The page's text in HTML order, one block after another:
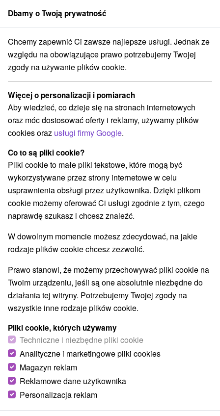
członek grupySorger
Atrakcje na Słowacji Zamki, pałace, ruiny Čergov
Zamki, pałace, ruiny Čergov
Kategorie
Wszystkie kategorie
Ośrodki i miasteczka dziecięce(1)
Źródła(3) Parki miejskie i zamkowe
Ośrodek narciarski (1)
Miejsca sakralne(1) Zamki(1) Teatry (1)
Skanseny (1) Zamki, pałace, ruiny(2)
Wieże obserwacyjne i chodniki (2)
Areny laserowe i paintball (1) Jaskinie(1)
Planetarium i obserwatorium(1) Aquaparki, baseny
Kościoły drewniane
Escaperoom(2) Ogrody botaniczne(1)
Ogrody zoologiczne i fermy zwierząt(1)
Kolejki linowe(1)
Wsie i miasta
Dbamy o Twoją prywatność
Chcemy zapewnić Ci zawsze najlepsze usługi. Jednak ze
względu na obowiązujące prawo potrzebujemy Twojej
zgody na używanie plików cookie.
Więcej o personalizacji i pomiarach
Aby wiedzieć, co dzieje się na stronach internetowych
oraz móc dostosować oferty i reklamy, używamy plików
cookies oraz usługi firmy Google.
Co to są pliki cookie?
Pliki cookie to małe pliki tekstowe, które mogą być
wykorzystywane przez strony internetowe w celu
usprawnienia obsługi przez użytkownika. Dzięki plikom
cookie możemy oferować Ci usługi zgodnie z tym, czego
naprawdę szukasz i chcesz znaleźć.
W dowolnym momencie możesz zdecydować, na jakie
rodzaje plików cookie chcesz zezwolić.
Prawo stanowi, że możemy przechowywać pliki cookie na
Twoim urządzeniu, jeśli są one absolutnie niezbędne do
działania tej witryny. Potrzebujemy Twojej zgody na
wszystkie inne rodzaje plików cookie.
Pliki cookie, których używamy
Techniczne i niezbędne pliki cookie
Analityczne i marketingowe pliki cookies
Magazyn reklam
Reklamowe dane użytkownika
Personalizacja reklam